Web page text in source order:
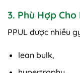
3. Phù Hợp
PPUL được nhiều
lean bulk,